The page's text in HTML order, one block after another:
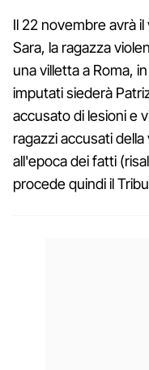
Il 22 novembre avrà
Sara, la ragazza
una villetta a Roma,
imputati siederà
accusato di lesioni e
ragazzi accusati
all'epoca dei fatti
procede quindi il